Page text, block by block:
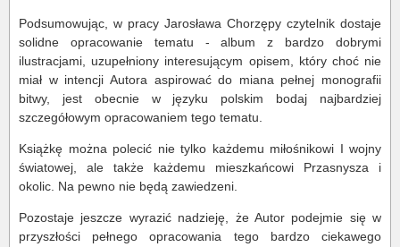
Podsumowując, w pracy Jarosława Chorzępy czytelnik dostaje
solidne opracowanie tematu - album z bardzo dobrymi
ilustracjami, uzupełniony interesującym opisem, który choć nie
miał w intencji Autora aspirować do miana pełnej monografii
bitwy, jest obecnie w języku polskim bodaj najbardziej
szczegółowym opracowaniem tego tematu.
Książkę można polecić nie tylko każdemu miłośnikowi I wojny
światowej, ale także każdemu mieszkańcowi Przasnysza i
okolic. Na pewno nie będą zawiedzeni.
Pozostaje jeszcze wyrazić nadzieję, że Autor podejmie się w
przyszłości pełnego opracowania tego bardzo ciekawego